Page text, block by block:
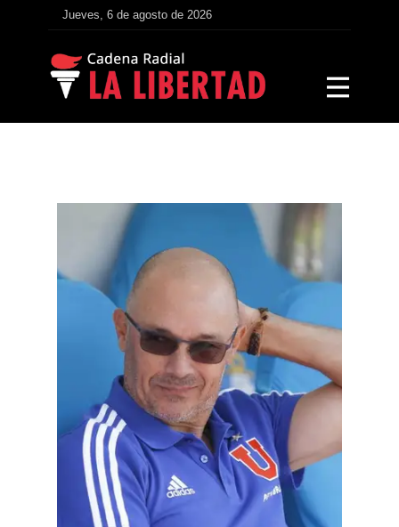
Jueves, 6 de agosto de 2026